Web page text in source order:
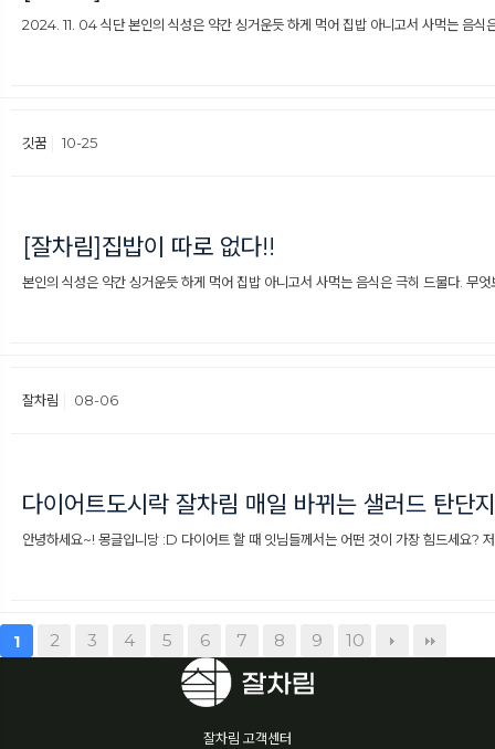
2024. 11. 04 식단 본인의 식성은 약간 싱거운듯 하게 먹어 집밥 아니고서 사먹는 음식
깃꿈 10-25
[잘차림]집밥이 따로 없다!!
본인의 식성은 약간 싱거운듯 하게 먹어 집밥 아니고서 사먹는 음식은 극히 드물다. 무
잘차림 08-06
다이어트도시락 잘차림 매일 바뀌는 샐러드 탄단
안녕하세요~! 몽글입니당 :D 다이어트 할 때 잇님들께서는 어떤 것이 가장 힘드세요?
1 2 3 4 5 6 7 8 9 10
잘차림 고객센터